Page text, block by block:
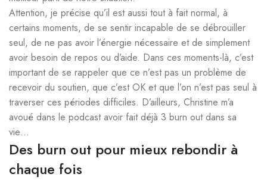
Attention, je précise qu’il est aussi tout à fait normal, à
certains moments, de se sentir incapable de se débrouiller
seul, de ne pas avoir l’énergie nécessaire et de simplement
avoir besoin de repos ou d’aide. Dans ces moments-là, c’est
important de se rappeler que ce n’est pas un problème de
recevoir du soutien, que c’est OK et que l’on n’est pas seul à
traverser ces périodes difficiles. D’ailleurs, Christine m’a
avoué dans le podcast avoir fait déjà 3 burn out dans sa
vie…
Des burn out pour mieux rebondir à
chaque fois